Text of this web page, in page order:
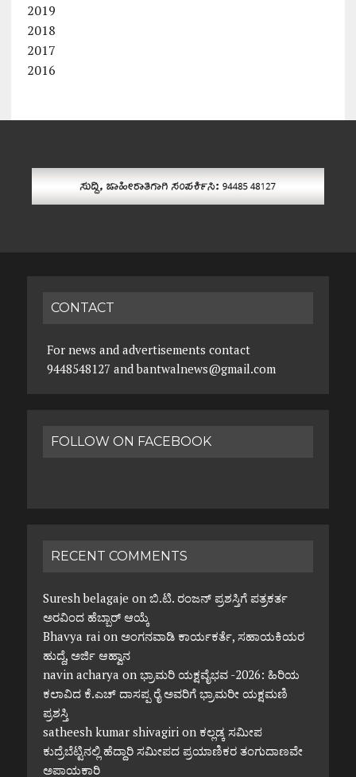
2019
2018
2017
2016
CONTACT
For news and advertisements contact
9448548127 and bantwalnews@gmail.com
FOLLOW ON FACEBOOK
RECENT COMMENTS
Suresh belagaje on ಬಿ.ಟಿ. ರಂಜನ್ ಪ್ರಶಸ್ತಿಗೆ ಪತ್ರಕರ್ತ
ಅರವಿಂದ ಹೆಬ್ಬಾರ್ ಆಯ್ಕೆ
Bhavya raion ಅಂಗನವಾಡಿ ಕಾರ್ಯಕರ್ತೆ, ಸಹಾಯಕಿಯರ
ಹುದ್ದೆ, ಅರ್ಜಿ ಆಹ್ವಾನ
navin acharya on ಭ್ರಾಮರಿ ಯಕ್ಷವೈಭವ -2026: ಹಿರಿಯ
ಕಲಾವಿದ ಕೆ.ಎಚ್ ದಾಸಪ್ಪ ರೈ ಅವರಿಗೆ ಭ್ರಾಮರೀ ಯಕ್ಷಮಣಿ
ಪ್ರಶಸ್ತಿ
satheesh kumar shivagirion ಕಲ್ಲಡ್ಕ ಸಮೀಪ
ಕುದ್ರೆಬೆಟ್ಟಿನಲ್ಲಿ ಹೆದ್ದಾರಿ ಸಮೀಪದ ಪ್ರಯಾಣಿಕರ ತಂಗುದಾಣವೇ
ಅಪಾಯಕಾರಿ